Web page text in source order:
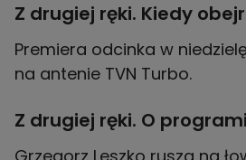
Z drugiej ręki. Kiedy
Premiera odcinka w niedzielę
na antenie TVN Turbo.
Z drugiej ręki. O